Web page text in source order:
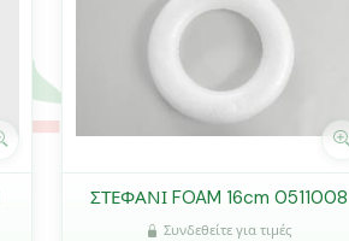
ΣΤΕΦΑΝΙ FOAM 16cm 0511008
Συνδεθείτε για τιμές